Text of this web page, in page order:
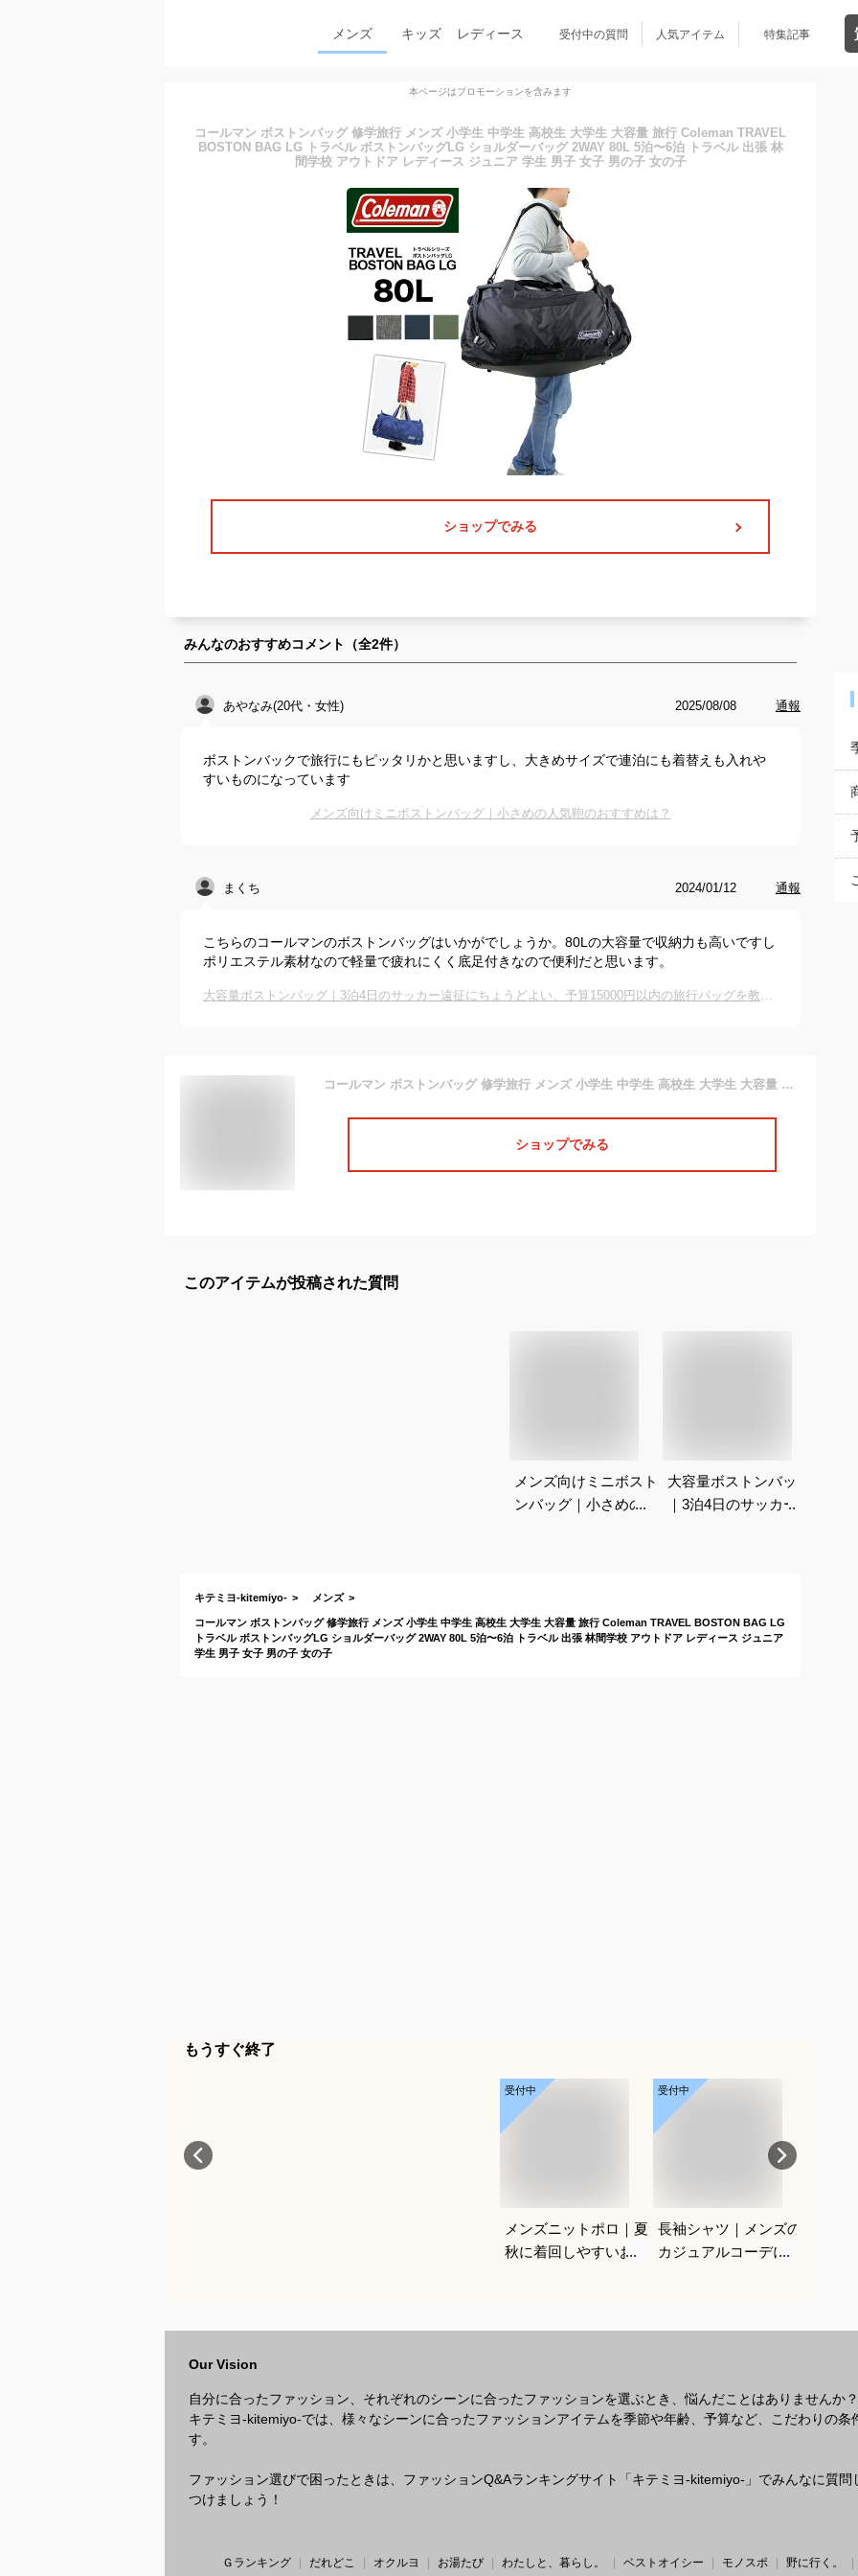
メンズ キッズ レディース 受付中の質問 人気アイテム 特集記事
本ページはプロモーションを含みます
コールマン ボストンバッグ 修学旅行 メンズ 小学生 中学生 高校生 大学生 大容量 旅行 Coleman TRAVEL
BOSTON BAG LG トラベル ボストンバッグLG ショルダーバッグ 2WAY 80L 5泊〜6泊 トラベル 出張 林
間学校 アウトドア レディース ジュニア 学生 男子 女子 男の子 女の子
ショップでみる
みんなのおすすめコメント（全2件）
あやなみ(20代・女性) 2025/08/08 通報
ボストンバックで旅行にもピッタリかと思いますし、大きめサイズで連泊にも着替えも入れや
すいものになっています
メンズ向けミニボストンバッグ｜小さめの人気鞄のおすすめは？
まくち 2024/01/12 通報
こちらのコールマンのボストンバッグはいかがでしょうか。80Lの大容量で収納力も高いですし
ポリエステル素材なので軽量で疲れにくく底足付きなので便利だと思います。
大容量ボストンバッグ｜3泊4日のサッカー遠征にちょうどよい、予算15000円以内の旅行バッグを教えていただけませんか？
コールマン ボストンバッグ 修学旅行 メンズ 小学生 中学生 高校生 大学生 大容量 旅行 Coleman TRAVEL BOSTON BAG LG トラベル ボストンバッグLG ショルダーバッグ 2WAY 80L 5泊〜6泊 トラベル 出張 林間学校 アウトドア レディース ジュニア 学生 男子 女子 男の子 女の子
ショップでみる
このアイテムが投稿された質問
メンズ向けミニボスト
ンバッグ｜小さめの人
大容量ボストンバッグ
｜3泊4日のサッカー
キテミヨ-kitemiyo- メンズ
コールマン ボストンバッグ 修学旅行 メンズ 小学生 中学生 高校生 大学生 大容量 旅行 Coleman TRAVEL BOSTON BAG LG
トラベル ボストンバッグLG ショルダーバッグ 2WAY 80L 5泊〜6泊 トラベル 出張 林間学校 アウトドア レディース ジュニア
学生 男子 女子 男の子 女の子
もうすぐ終了
受付中
メンズニットポロ｜夏
秋に着回しやすいおす
受付中
長袖シャツ｜メンズの
カジュアルコーデにか
Our Vision
自分に合ったファッション、それぞれのシーンに合ったファッションを選ぶとき、悩んだことはありませんか？
キテミヨ-kitemiyo-では、様々なシーンに合ったファッションアイテムを季節や年齢、予算など、こだわりの条
す。
ファッション選びで困ったときは、ファッションQ&Aランキングサイト「キテミヨ-kitemiyo-」でみんなに質
つけましょう！
Ｇランキング だれどこ オクルヨ お湯たび わたしと、暮らし。 ベストオイシー モノスポ 野に行く。